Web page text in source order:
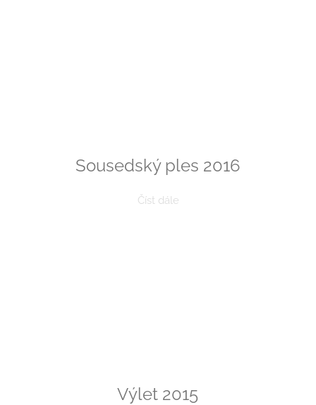
Sousedský ples 2016
Číst dále
Výlet 2015